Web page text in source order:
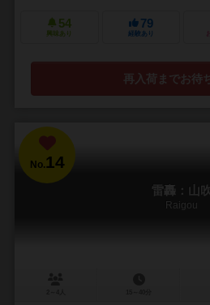
54
興味あり
79
経験あり
再入荷までお待
No.14
雷轟：山
Raigou